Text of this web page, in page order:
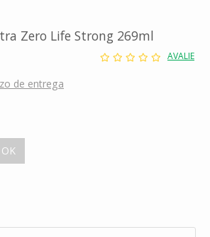
Zero Life Strong 269ml
AVALIE
de entrega